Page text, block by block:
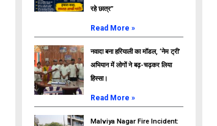
रहे छात्र”
Read More »
नवादा बना हरियाली का मॉडल, ‘नेम ट्री’
अभियान में लोगों ने बढ़-चढ़कर लिया
हिस्सा।
Read More »
Malviya Nagar Fire Incident: